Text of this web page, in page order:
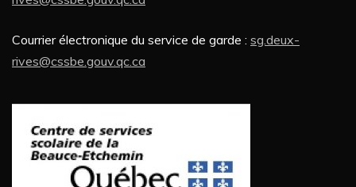
Courrier électronique du service de garde : sg.deux-
rives@cssbe.gouv.qc.ca